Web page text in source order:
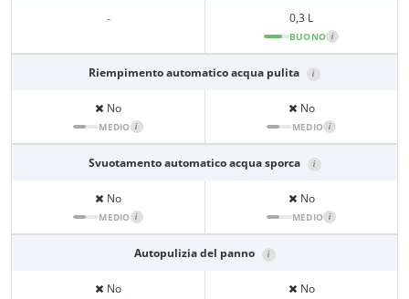
- 0,3 L
BUONO i
Riempimento automatico acqua pulita i
No
MEDIO i
No
MEDIO i
Svuotamento automatico acqua sporca i
No
MEDIO i
No
MEDIO i
Autopulizia del panno i
No No